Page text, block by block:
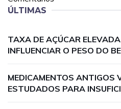
ÚLTIMAS
TAXA DE AÇÚCAR
INFLUENCIAR O PESO DO
MEDICAMENTOS ANTIGOS
ESTUDADOS PARA